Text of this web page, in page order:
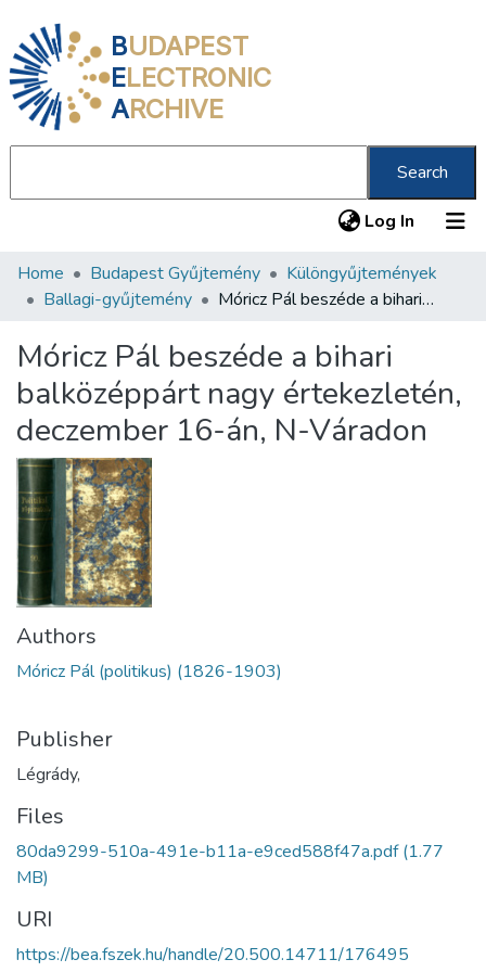
BUDAPEST
ELECTRONIC
ARCHIVE
Search
Log In (current)
Communities & Collections
Statistics
About us
Home Budapest Gyűjtemény
Különgyűjtemények
Ballagi-gyűjtemény
Móricz Pál beszéde a bihari balközéppárt nagy értekezletén, deczember 16-án, N-Váradon
Móricz Pál beszéde a bihari
balközéppárt nagy értekezletén,
deczember 16-án, N-Váradon
Authors
Móricz Pál (politikus) (1826-1903)
Publisher
Légrády,
Files
80da9299-510a-491e-b11a-e9ced588f47a.pdf(1.77
MB)
URI
https://bea.fszek.hu/handle/20.500.14711/176495